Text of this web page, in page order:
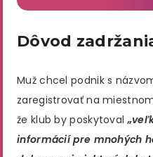
Dôvod
Muž chcel podnik s
zaregistrovať na
že klub by poskytoval
informácií pre mnohých